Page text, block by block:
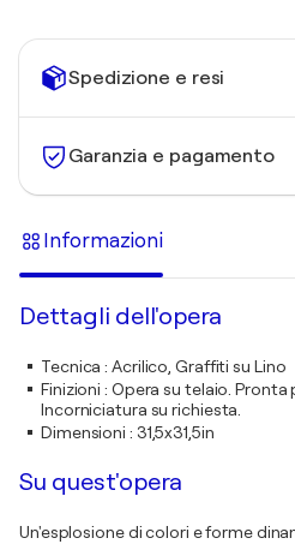
Spedizione e resi
Garanzia e pagamento
Informazioni
Dettagli dell'opera
Tecnica :Acrilico, Graffiti su Lino
Finizioni : Opera su telaio. Pronta
Incorniciatura su richiesta.
Dimensioni : 31,5x31,5in
Su quest'opera
Un'esplosione di colori e forme